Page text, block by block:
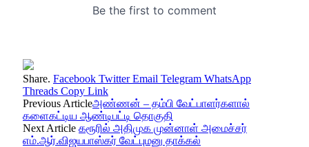
Share. Facebook Twitter Email Telegram WhatsApp
Threads Copy Link
Previous Articleஅண்ணன் – தம்பி வேட்பாளர்களால்
களைகட்டிய ஆண்டிபட்டி தொகுதி
Next Article கரூரில் அதிமுக முன்னாள் அமைச்சர்
எம்.ஆர்.விஜயபாஸ்கர் வேட்புமனு தாக்கல்